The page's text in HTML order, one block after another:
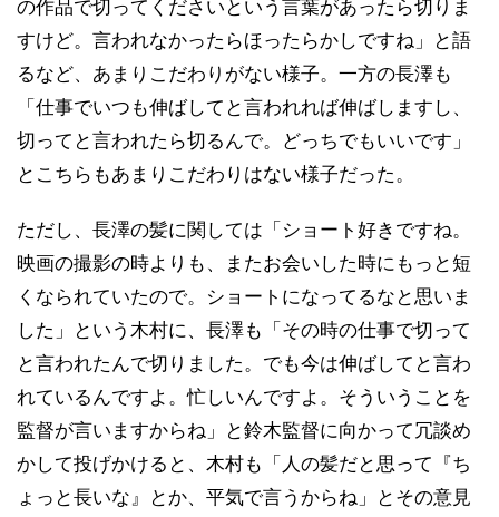
の作品で切ってくださいという言葉があったら切りま
すけど。言われなかったらほったらかしですね」と語
るなど、あまりこだわりがない様子。一方の長澤も
「仕事でいつも伸ばしてと言われれば伸ばしますし、
切ってと言われたら切るんで。どっちでもいいです」
とこちらもあまりこだわりはない様子だった。
ただし、長澤の髪に関しては「ショート好きですね。
映画の撮影の時よりも、またお会いした時にもっと短
くなられていたので。ショートになってるなと思いま
した」という木村に、長澤も「その時の仕事で切って
と言われたんで切りました。でも今は伸ばしてと言わ
れているんですよ。忙しいんですよ。そういうことを
監督が言いますからね」と鈴木監督に向かって冗談め
かして投げかけると、木村も「人の髪だと思って『ち
ょっと長いな』とか、平気で言うからね」とその意見